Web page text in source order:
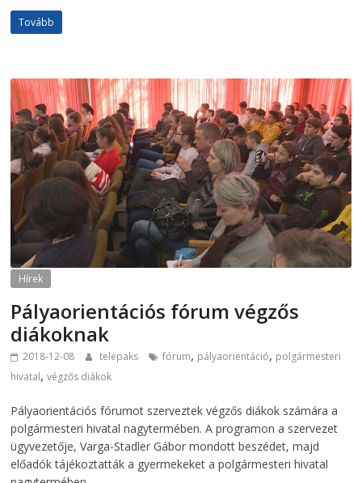
Tovább
Hírek
Pályaorientációs fórum végzős
diákoknak
2018-12-08 telepaks fórum, pályaorientáció, polgármesteri
hivatal,végzős diákok
Pályaorientációs fórumot szerveztek végzős diákok számára a
polgármesteri hivatal nagytermében. A programon a szervezet
ügyvezetője, Varga-Stadler Gábor mondott beszédet, majd
előadók tájékoztatták a gyermekeket a polgármesteri hivatal